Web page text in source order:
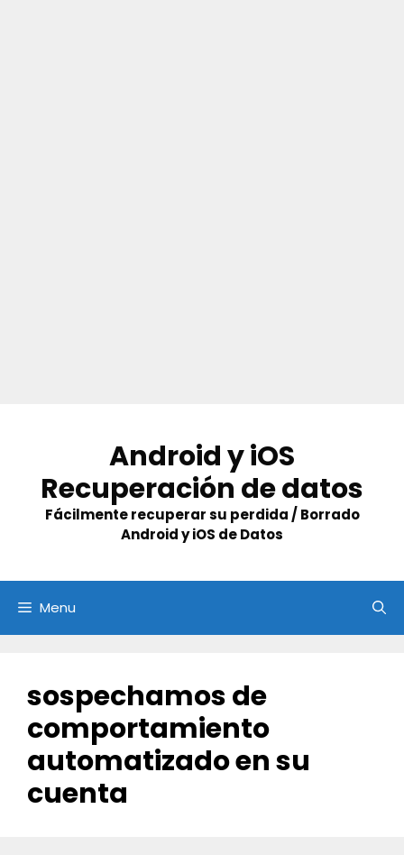
content
Android y iOS
Recuperación de datos
Fácilmente recuperar su perdida / Borrado
Android y iOS de Datos
Menu
sospechamos de
comportamiento
automatizado en su
cuenta